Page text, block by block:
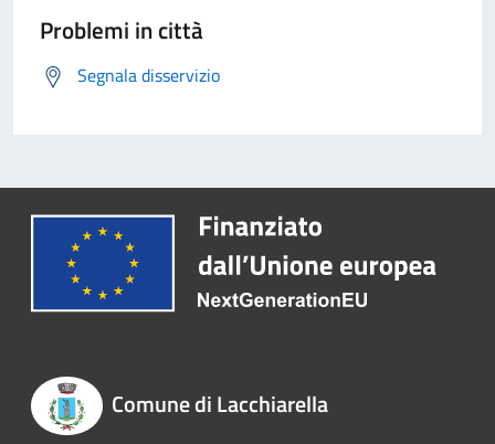
Problemi in città
Segnala disservizio
Comune di Lacchiarella